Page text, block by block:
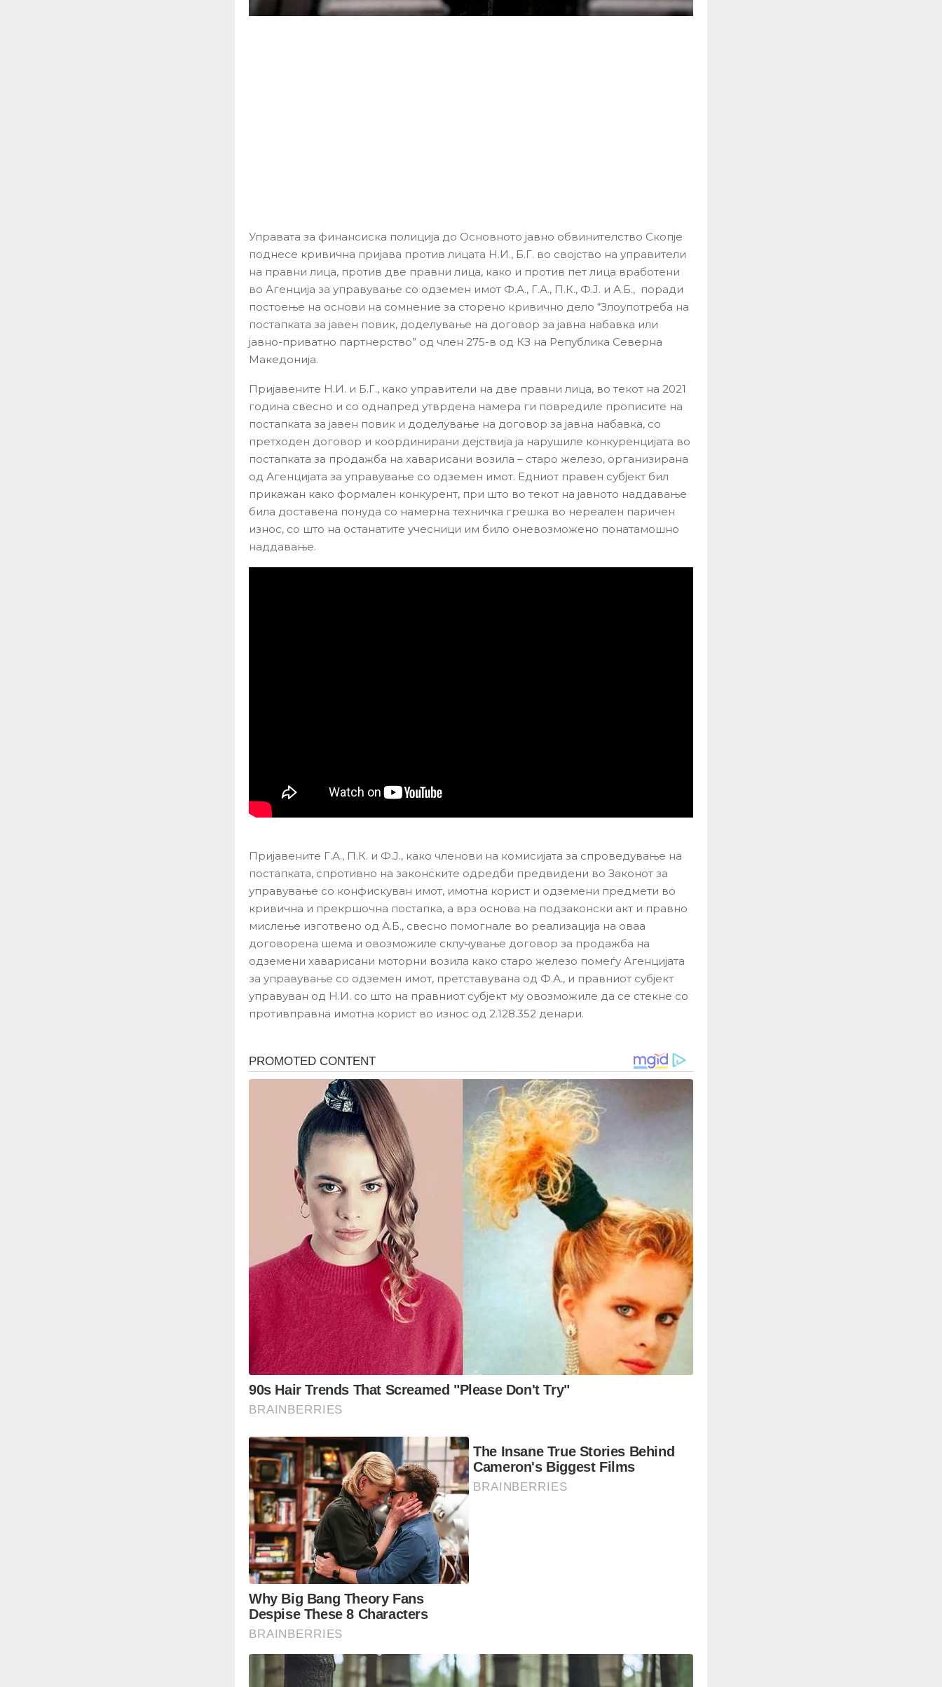
Управата за финансиска полиција до Основното јавно обвинителство Скопје
поднесе кривична пријава против лицата Н.И., Б.Г. во својство на управители
на правни лица, против две правни лица, како и против пет лица вработени
во Агенција за управување со одземен имот Ф.А., Г.А., П.К., Ф.Ј. и А.Б., поради
постоење на основи на сомнение за сторено кривично дело “Злоупотреба на
постапката за јавен повик, доделување на договор за јавна набавка или
јавно-приватно партнерство” од член 275-в од КЗ на Република Северна
Македонија.
Пријавените Н.И. и Б.Г., како управители на две правни лица, во текот на 2021
година свесно и со однапред утврдена намера ги повредиле прописите на
постапката за јавен повик и доделување на договор за јавна набавка, со
претходен договор и координирани дејствија ја нарушиле конкуренцијата во
постапката за продажба на хаварисани возила – старо железо, организирана
од Агенцијата за управување со одземен имот. Едниот правен субјект бил
прикажан како формален конкурент, при што во текот на јавното наддавање
била доставена понуда со намерна техничка грешка во нереален паричен
износ, со што на останатите учесници им било оневозможено понатамошно
наддавање.
Пријавените Г.А., П.К. и Ф.Ј., како членови на комисијата за спроведување на
постапката, спротивно на законските одредби предвидени во Законот за
управување со конфискуван имот, имотна корист и одземени предмети во
кривична и прекршочна постапка, а врз основа на подзаконски акт и правно
мислење изготвено од А.Б., свесно помогнале во реализација на оваа
договорена шема и овозможиле склучување договор за продажба на
одземени хаварисани моторни возила како старо железо помеѓу Агенцијата
за управување со одземен имот, претставувана од Ф.А., и правниот субјект
управуван од Н.И. со што на правниот субјект му овозможиле да се стекне со
противправна имотна корист во износ од 2.128.352 денари.